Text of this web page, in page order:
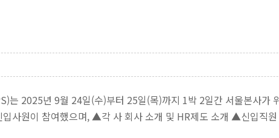
는 2025년 9월 24일(수)부터 25일(목)까지 1박 2일간 서울본사가
사원이 참여했으며, ▲각 사 회사 소개 및 HR제도 소개 ▲신입직